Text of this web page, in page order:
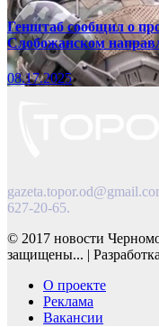
Генштаб сообщил о
Слобожанском
08.17.2025
627-20-65.
© 2017 новости
защищены...
О проекте
Реклама
Вакансии